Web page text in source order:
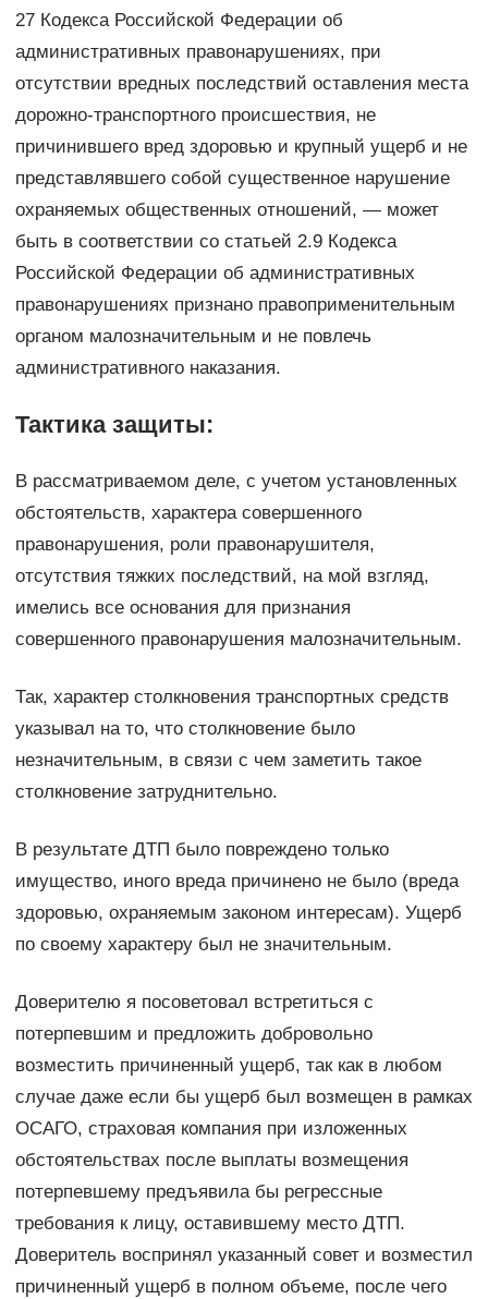
27 Кодекса Российской Федерации об
административных правонарушениях, при
отсутствии вредных последствий оставления места
дорожно-транспортного происшествия, не
причинившего вред здоровью и крупный ущерб и не
представлявшего собой существенное нарушение
охраняемых общественных отношений, — может
быть в соответствии со статьей 2.9 Кодекса
Российской Федерации об административных
правонарушениях признано правоприменительным
органом малозначительным и не повлечь
административного наказания.
Тактика защиты:
В рассматриваемом деле, с учетом установленных
обстоятельств, характера совершенного
правонарушения, роли правонарушителя,
отсутствия тяжких последствий, на мой взгляд,
имелись все основания для признания
совершенного правонарушения малозначительным.
Так, характер столкновения транспортных средств
указывал на то, что столкновение было
незначительным, в связи с чем заметить такое
столкновение затруднительно.
В результате ДТП было повреждено только
имущество, иного вреда причинено не было (вреда
здоровью, охраняемым законом интересам). Ущерб
по своему характеру был не значительным.
Доверителю я посоветовал встретиться с
потерпевшим и предложить добровольно
возместить причиненный ущерб, так как в любом
случае даже если бы ущерб был возмещен в рамках
ОСАГО, страховая компания при изложенных
обстоятельствах после выплаты возмещения
потерпевшему предъявила бы регрессные
требования к лицу, оставившему место ДТП.
Доверитель воспринял указанный совет и возместил
причиненный ущерб в полном объеме, после чего